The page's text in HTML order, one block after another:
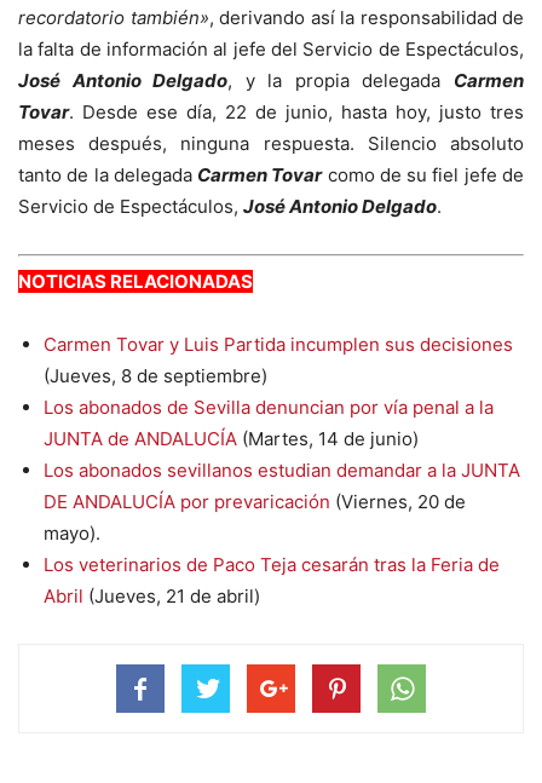
recordatorio también», derivando así la responsabilidad de
la falta de información al jefe del Servicio de Espectáculos,
José Antonio Delgado, y la propia delegada Carmen
Tovar. Desde ese día, 22 de junio, hasta hoy, justo tres
meses después, ninguna respuesta. Silencio absoluto
tanto de la delegada Carmen Tovarcomo de su fiel jefe de
Servicio de Espectáculos, José Antonio Delgado.
NOTICIAS RELACIONADAS
Carmen Tovar y Luis Partida incumplen sus decisiones
(Jueves, 8 de septiembre)
Los abonados de Sevilla denuncian por vía penal a la
JUNTA de ANDALUCÍA (Martes, 14 de junio)
Los abonados sevillanos estudian demandar a la JUNTA
DE ANDALUCÍA por prevaricación (Viernes, 20 de
mayo).
Los veterinarios de Paco Teja cesarán tras la Feria de
Abril (Jueves, 21 de abril)